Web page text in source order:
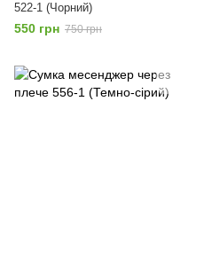
522-1 (Чорний)
550 грн 750 грн